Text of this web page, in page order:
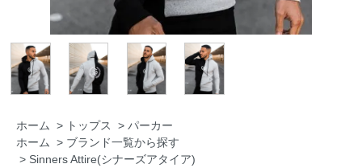
ホーム > トップス > パーカー
ホーム > ブランド一覧から探す
> Sinners Attire(シナーズアタイア)